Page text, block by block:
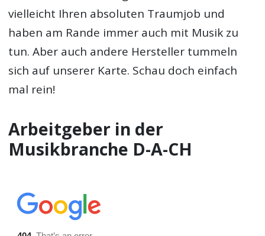
vielleicht Ihren absoluten Traumjob und
haben am Rande immer auch mit Musik zu
tun. Aber auch andere Hersteller tummeln
sich auf unserer Karte. Schau doch einfach
mal rein!
Arbeitgeber in der
Musikbranche D-A-CH